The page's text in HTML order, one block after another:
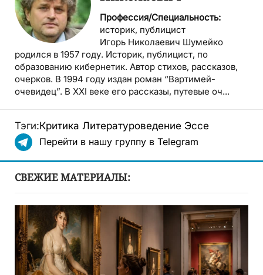
Профессия/Специальность:
историк, публицист
Игорь Николаевич Шумейко
родился в 1957 году. Историк, публицист, по
образованию кибернетик. Автор стихов, рассказов,
очерков. В 1994 году издан роман “Вартимей-
очевидец”. В XXI веке его рассказы, путевые оч...
Тэги:Критика Литературоведение Эссе
Перейти в нашу группу в Telegram
СВЕЖИЕ МАТЕРИАЛЫ: